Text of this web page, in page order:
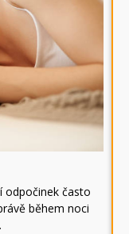
odpočinek často
během noci